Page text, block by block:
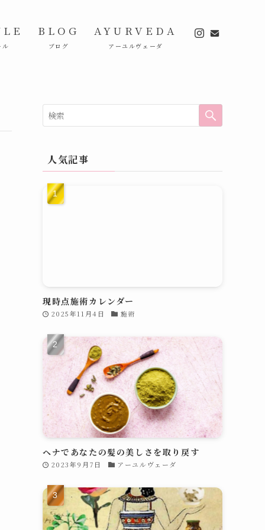
ル
BLOG
ブログ
AYURVEDA
アーユルヴェーダ
人気記事
現時点施術カレンダー
2025年11月4日 施術
ヘナであなたの髪の美しさを取り戻す
2023年9月7日 アーユルヴェーダ